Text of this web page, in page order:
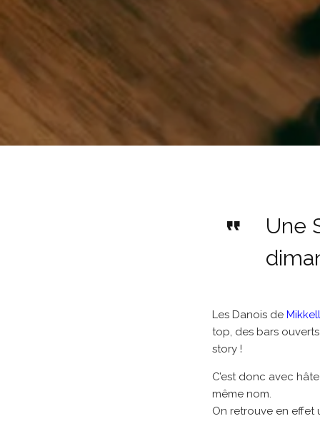
Une
Les Danois de
top, des bars
story !
C’est donc avec
même nom.
On retrouve en